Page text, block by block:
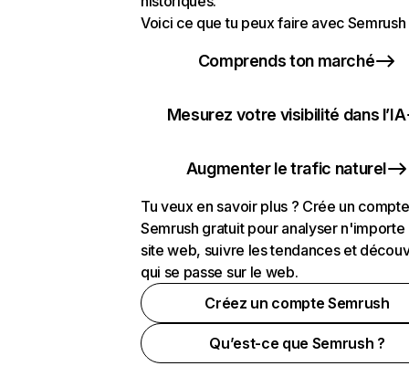
Voici ce que tu peux faire avec Semrush
Comprends ton marché
Mesurez votre visibilité dans l’IA
Augmenter le trafic naturel
Tu veux en savoir plus ? Crée un compte
Semrush gratuit pour analyser n'importe
site web, suivre les tendances et
qui se passe sur le web.
Créez un compte Semrush
Qu’est-ce que Semrush ?